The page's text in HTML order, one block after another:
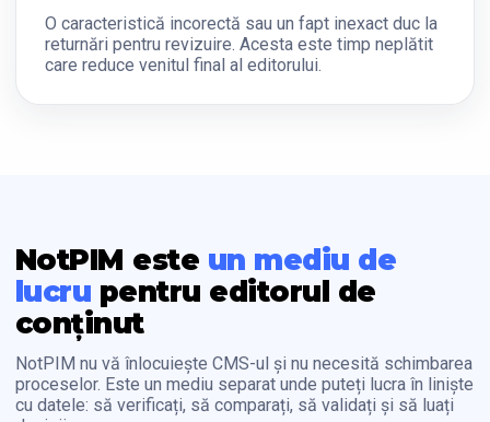
O caracteristică incorectă sau un fapt inexact duc la
returnări pentru revizuire. Acesta este timp neplătit
care reduce venitul final al editorului.
NotPIM este un mediu de
lucru pentru editorul de
conținut
NotPIM nu vă înlocuiește CMS-ul și nu necesită schimbarea
proceselor. Este un mediu separat unde puteți lucra în liniște
cu datele: să verificați, să comparați, să validați și să luați